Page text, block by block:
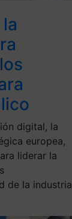
digital, la
europea,
liderar la
de la industria